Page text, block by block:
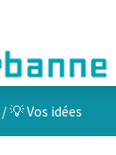
/💡 Vos idées